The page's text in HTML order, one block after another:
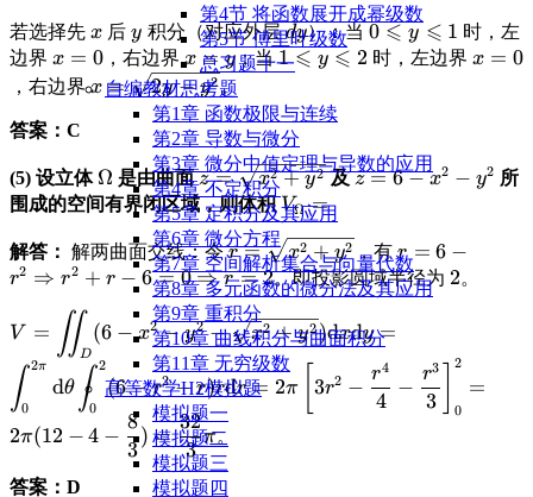
第4节 将函数展开成幂级数
第5节 傅⾥叶级数
总习题十一
自编教材思考题
第1章 函数极限与连续
第2章 导数与微分
第3章 微分中值定理与导数的应用
第4章 不定积分
第5章 定积分及其应用
第6章 微分方程
第7章 空间解析集合与向量代数
第8章 多元函数的微分法及其应用
第9章 重积分
第10章 曲线积分与曲面积分
第11章 无穷级数
高等数学H2模拟题
模拟题一
模拟题二
模拟题三
模拟题四
y^2}
若选择先 \displaystyle
x
x 后 \displaystyle
y
y 积分（对应外层\displaystyle
dy
dy）：当\displaystyle
0 \leqslant y
0 ⩽ y ⩽ 1 时，左
边界 \displaystyle
x=0
x = 0，右边界\displaystyle
x=y
x = y ；当\displaystyle
\leqslant 2
1 ⩽ y ⩽ 2 时，左边界x = 0
，右边界\displaystyle
x=\sqrt{2y-
y^2}
x = 2y − y2。
答案：C
(5) 设立体 \displaystyle
\Omega
Ω 是由曲面\displaystyle z
=
\sqrt{x^2+y^2}
z = x2 + y2及\displaystyle
z = 6− x2 − y2 所
围成的空间有界闭区域，则体积\displaystyle
V_\Omega
=
VΩ =
解答： 解两曲面交线：令\displaystyle r
=
\sqrt{x^2+y^2}
r = x2 + y2 ，有\displaystyle
r = 6 - r^2
\Rightarrow
r=2
r = 6 −
r2 ⇒ r2 + r − 6 = 0 ⇒ r = 2。即投影圆域半径为 2。
\displaystyle V =
\iint_{D} (6-x^2-
y^2 -
\sqrt{x^2+y^2})
\text{d}x\text{d}y
= \int_0^{2\pi}
\text{d}\theta
V = ∬D
(6 − x2 − y2 − x2 + y2)dxdy =
∫0
2π
dθ ∫0
2
(6− r2 − r)rdr = 2π 3r2 −
4
r4
−
3
r3
0
2
=
2π(12 − 4 −
3
8
) =
3
32
π。
答案：D